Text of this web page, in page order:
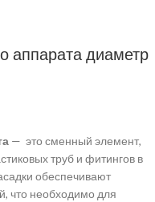
аппарата диаметр
— это сменный элемент,
труб и фитингов в
обеспечивают
что необходимо для